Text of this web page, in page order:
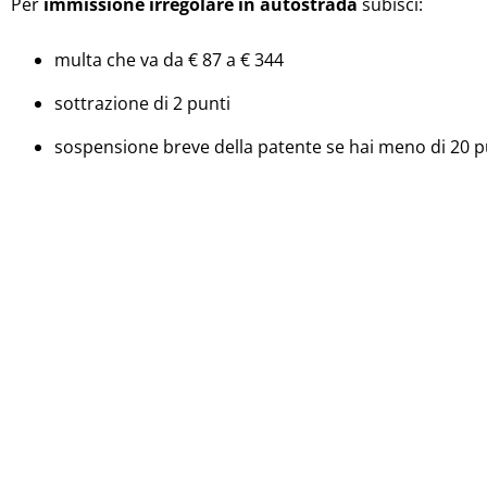
multa che va da € 87 a € 344
sottrazione di 2 punti
sospensione breve della patente se hai meno di 20